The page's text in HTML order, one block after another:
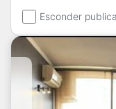
Esconder